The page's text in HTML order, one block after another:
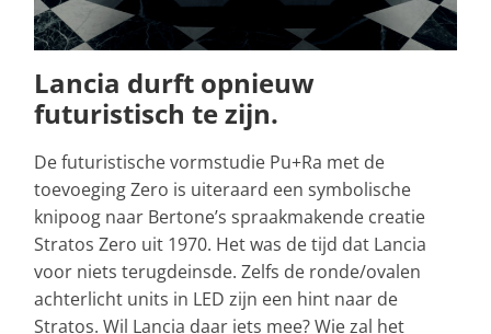
Lancia durft opnieuw
futuristisch te zijn.
De futuristische vormstudie Pu+Ra met de
toevoeging Zero is uiteraard een symbolische
knipoog naar Bertone’s spraakmakende creatie
Stratos Zero uit 1970. Het was de tijd dat Lancia
voor niets terugdeinsde. Zelfs de ronde/ovalen
achterlicht units in LED zijn een hint naar de
Stratos. Wil Lancia daar iets mee? Wie zal het